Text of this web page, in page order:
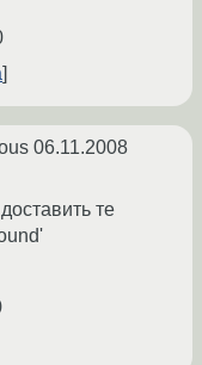
06.11.2008
те